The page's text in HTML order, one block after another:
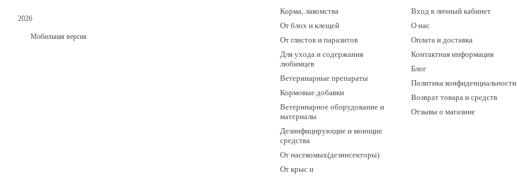
2026
Мобильная версия
Корма, лакомства
От блох и клещей
От глистов и паразитов
Для ухода и содержания
любимцев
Ветеринарные препараты
Кормовые добавки
Ветеринарное оборудование и
материалы
Дезинфицирующие и моющие
средства
От насекомых(дезинсекторы)
От крыс и
Вход в личный кабинет
О нас
Оплата и доставка
Контактная информация
Блог
Политика конфиденциальности
Возврат товара и средств
Отзывы о магазине